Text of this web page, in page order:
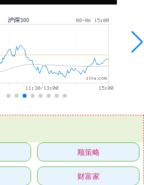
顺策略
财富家